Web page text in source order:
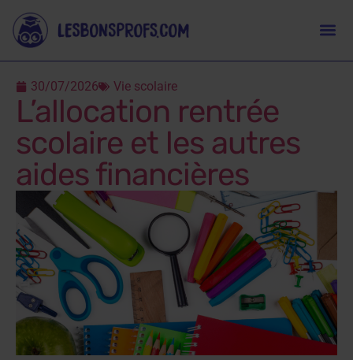
30/07/2026 Vie scolaire
L’allocation rentrée
scolaire et les autres
aides financières